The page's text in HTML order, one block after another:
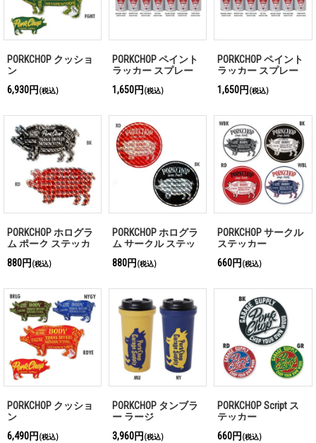
PORKCHOP クッショ
ン
6,930円 (税込)
PORKCHOP ペイント
ラッカー スプレー
1,650円 (税込)
PORKCHOP ペイント
ラッカー スプレー
1,650円 (税込)
PORKCHOP ホログラ
ム ポーク ステッカ
880円 (税込)
PORKCHOP ホログラ
ム サークル ステッ
880円 (税込)
PORKCHOP サークル
ステッカー
660円 (税込)
PORKCHOP クッショ
ン
6,490円 (税込)
PORKCHOP タンブラ
ー ラージ
3,960円 (税込)
PORKCHOP Script ス
テッカー
660円 (税込)